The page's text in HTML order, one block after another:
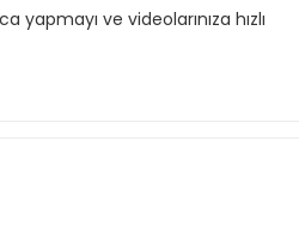
ve videolarınıza hızlı